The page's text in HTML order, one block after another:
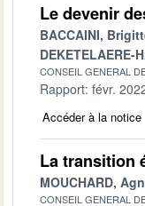
Le devenir
BACCAINI,
DEKETELAERE-
CONSEIL GENERAL
Rapport: févr.
Accéder à la notice
La transition
MOUCHARD,
CONSEIL GENERAL